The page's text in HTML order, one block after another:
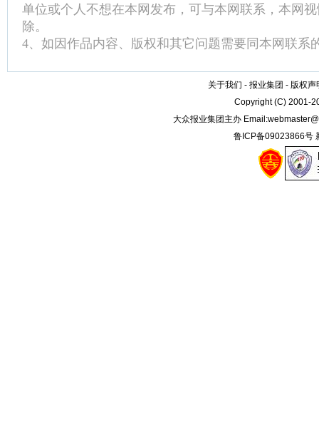
单位或个人不想在本网发布，可与本网联系，本网
除。
4、如因作品内容、版权和其它问题需要同本网联系
关于我们 - 报业集团 - 版权声
Copyright (C) 2001-
大众报业集团主办 Email:
鲁ICP备09023866号